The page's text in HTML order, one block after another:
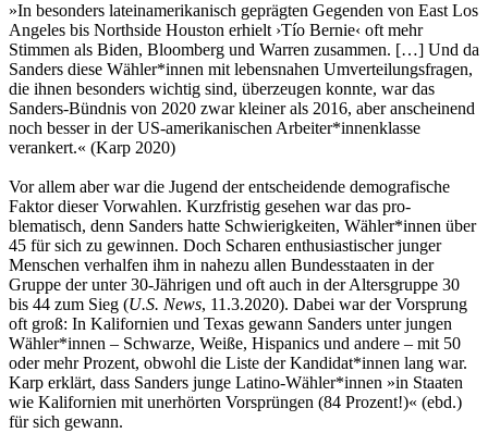
»In besonders lateinamerikanisch geprägten Gegenden von East Los
Angeles bis Northside Houston erhielt ›Tío Bernie‹ oft mehr
Stimmen als Biden, Bloomberg und Warren zusammen. […] Und da
Sanders diese Wähler*innen mit lebensnahen Umverteilungsfragen,
die ihnen besonders wichtig sind, überzeugen konnte, war das
Sanders-Bündnis von 2020 zwar kleiner als 2016, aber anscheinend
noch besser in der US-amerikanischen Arbeiter*innenklasse
verankert.« (Karp 2020)
Vor allem aber war die Jugend der entscheidende demografische
Faktor dieser Vorwahlen. Kurzfristig gesehen war das pro­
blematisch, denn Sanders hatte Schwierigkeiten, Wähler*innen über
45 für sich zu gewinnen. Doch Scharen enthusiastischer junger
Menschen verhalfen ihm in nahezu allen Bundesstaaten in der
Gruppe der unter 30-Jährigen und oft auch in der Altersgruppe 30
bis 44 zum Sieg (U.S. News, 11.3.2020). Dabei war der Vorsprung
oft groß: In Kalifornien und Texas gewann Sanders unter jungen
Wähler*innen – Schwarze, Weiße, Hispanics und andere – mit 50
oder mehr Prozent, obwohl die Liste der Kandidat*innen lang war.
Karp erklärt, dass Sanders junge Latino-Wähler*innen »in Staaten
wie Kalifornien mit unerhörten Vorsprüngen (84 Prozent!)« (ebd.)
für sich gewann.